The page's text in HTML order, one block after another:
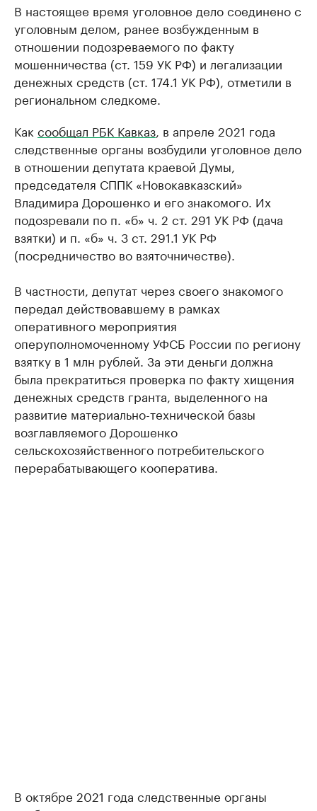
В настоящее время уголовное дело соединено с
уголовным делом, ранее возбужденным в
отношении подозреваемого по факту
мошенничества (ст. 159 УК РФ) и легализации
денежных средств (ст. 174.1 УК РФ), отметили в
региональном следкоме.
Как сообщал РБК Кавказ, в апреле 2021 года
следственные органы возбудили уголовное дело
в отношении депутата краевой Думы,
председателя СППК «Новокавказский»
Владимира Дорошенко и его знакомого. Их
подозревали по п. «б» ч. 2 ст. 291 УК РФ (дача
взятки) и п. «б» ч. 3 ст. 291.1 УК РФ
(посредничество во взяточничестве).
В частности, депутат через своего знакомого
передал действовавшему в рамках
оперативного мероприятия
оперуполномоченному УФСБ России по региону
взятку в 1 млн рублей. За эти деньги должна
была прекратиться проверка по факту хищения
денежных средств гранта, выделенного на
развитие материально-технической базы
возглавляемого Дорошенко
сельскохозяйственного потребительского
перерабатывающего кооператива.
В октябре 2021 года следственные органы